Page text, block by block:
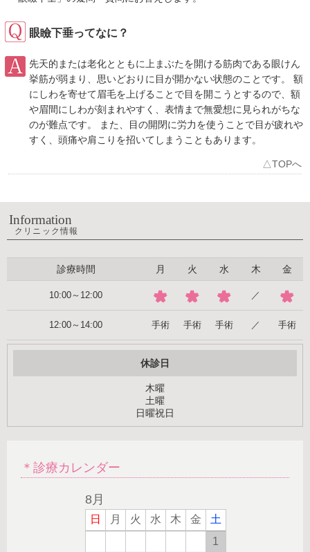
眼瞼下垂ってなに？
先天的または老化とともに上まぶたを開ける筋肉である眼けん
挙筋が弱まり、思いどおりに目が開かない状態のことです。 額
にしわを寄せて眉毛を上げることで目を開こうとするので、額
や眉間にしわが刻まれやすく、表情まで無愛想に見られがちな
のが難点です。 また、目の開閉に労力を使うことで目が疲れや
すく、頭痛や肩こりを招いてしまうこともあります。
△TOPへ
Information
クリニック情報
診療時間 月 火 水 木 金
10:00～12:00 ／
12:00～14:00 手術 手術 手術 ／ 手術
休診日
木曜
土曜
日曜祝日
＊診療カレンダー